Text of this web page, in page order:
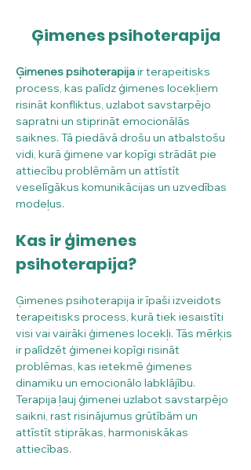
Ģimenes psihoterapija
Ģimenes psihoterapija ir terapeitisks
process, kas palīdz ģimenes locekļiem
risināt konfliktus, uzlabot savstarpējo
sapratni un stiprināt emocionālās
saiknes. Tā piedāvā drošu un atbalstošu
vidi, kurā ģimene var kopīgi strādāt pie
attiecību problēmām un attīstīt
veselīgākus komunikācijas un uzvedības
modeļus.
Kas ir ģimenes
psihoterapija?
Ģimenes psihoterapija ir īpaši izveidots
terapeitisks process, kurā tiek iesaistīti
visi vai vairāki ģimenes locekļi. Tās mērķis
ir palīdzēt ģimenei kopīgi risināt
problēmas, kas ietekmē ģimenes
dinamiku un emocionālo labklājību.
Terapija ļauj ģimenei uzlabot savstarpējo
saikni, rast risinājumus grūtībām un
attīstīt stiprākas, harmoniskākas
attiecības.